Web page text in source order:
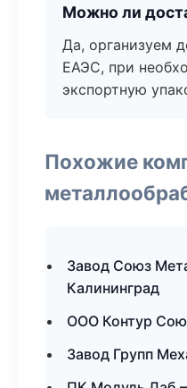
Можно ли
Да, организуем
ЕАЭС, при
экспортную
Похожие
Завод Союз
Калининград
ООО Контур
Завод Групп